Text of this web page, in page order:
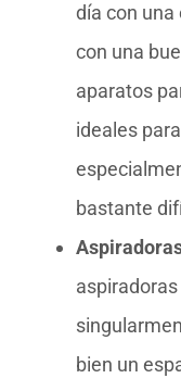
día con
con una
aparatos
ideales
bastante
bien un